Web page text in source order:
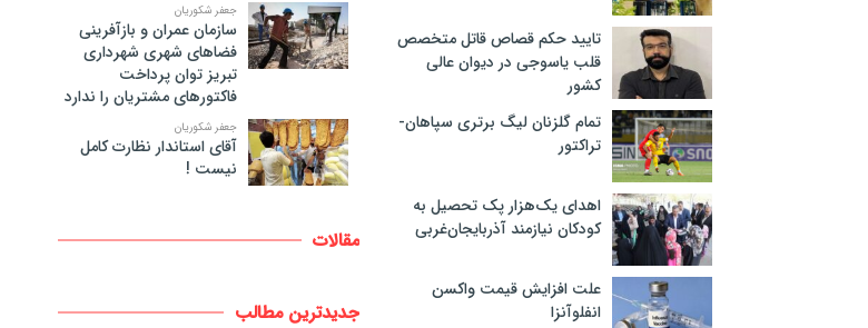
تایید حکم قصاص قاتل متخصص
قلب یاسوجی در دیوان عالی
کشور
تمام گلزنان لیگ‌ برتری سپاهان-
تراکتور
اهدای یک‌هزار پک تحصیل به
کودکان نیازمند آذربایجان‌غربی
علت افزایش قیمت واکسن
انفلوآنزا
جعفر شکوریان
سازمان عمران و بازآفرینی
فضاهای شهری شهرداری
تبریز توان پرداخت
فاکتورهای مشتریان را ندارد
جعفر شکوریان
آقای استاندار نظارت کامل
نیست !
مقالات
جدیدترین مطالب